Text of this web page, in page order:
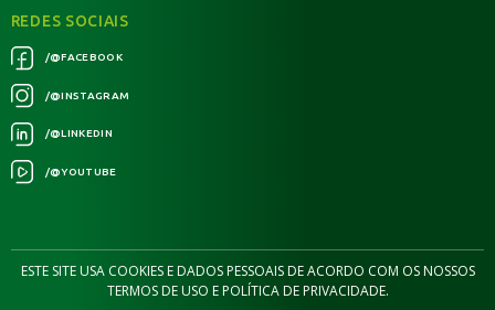
REDES SOCIAIS
/@FACEBOOK
/@INSTAGRAM
/@LINKEDIN
/@YOUTUBE
ESTE SITE USA COOKIES E DADOS PESSOAIS DE ACORDO COM OS NOSSOS
TERMOS DE USO E POLÍTICA DE PRIVACIDADE.